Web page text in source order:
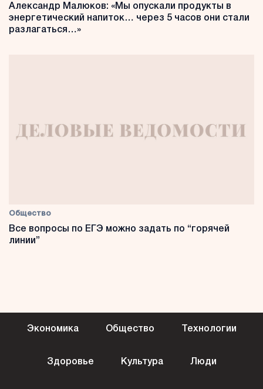
Александр Малюков: «Мы опускали продукты в
энергетический напиток… через 5 часов они стали
разлагаться…»
Общество
Все вопросы по ЕГЭ можно задать по “горячей
линии”
Экономика Общество Технологии
Здоровье Культура Люди